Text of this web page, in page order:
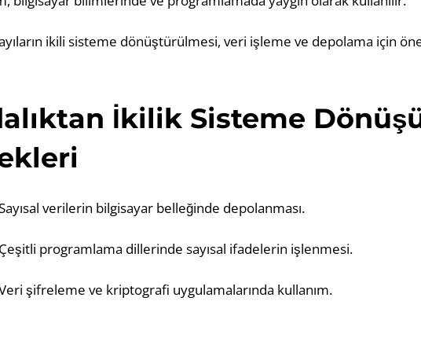
ikili sisteme dönüştürülmesi, veri işleme ve depolama için
İkilik Sisteme
verilerin bilgisayar belleğinde depolanması.
programlama dillerinde sayısal ifadelerin işlenmesi.
şifreleme ve kriptografi uygulamalarında kullanım.